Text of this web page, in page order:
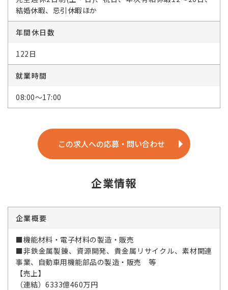
結婚休暇、忌引休暇ほか
年間休日数
122日
就業時間
08:00～17:00
この求人への応募・問い合わせ
企業情報
企業概要
■機能材料・電子材料の製造・販売
■非鉄金属製錬、資源開発、貴金属リサイクル、素材関連
事業、自動車用機能部品の製造・販売 等
【売上】
（連結）6333億460万円